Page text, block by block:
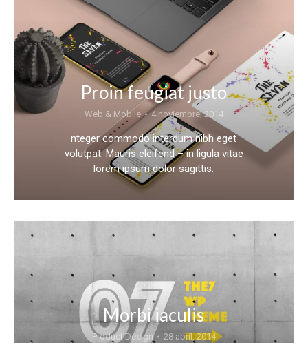
Proin feugiat justo
Web & Mobile 4 noviembre, 2014
nteger commodo interdum nibh eget
volutpat. Mauris eleifend – in ligula vitae
lorem ipsum dolor sagittis.
Morbi iaculis
Product Design 28 abril, 2014